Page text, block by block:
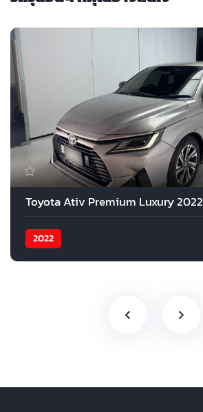
Toyota Ativ Premium Luxury 2022
2022